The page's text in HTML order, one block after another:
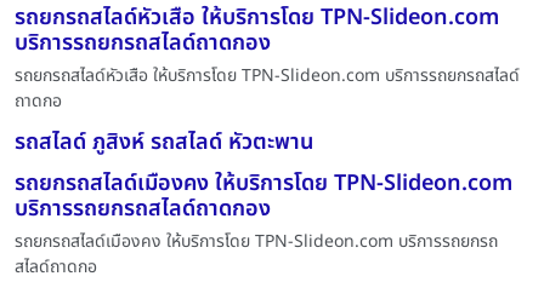
รถยกรถสไลด์หัวเสือ ให้บริการโดย TPN-Slideon.com
บริการรถยกรถสไลด์ถาดกอง
รถยกรถสไลด์หัวเสือ ให้บริการโดย TPN-Slideon.com บริการรถยกรถสไลด์
ถาดกอ
รถสไลด์ ภูสิงห์ รถสไลด์ หัวตะพาน
รถยกรถสไลด์เมืองคง ให้บริการโดย TPN-Slideon.com
บริการรถยกรถสไลด์ถาดกอง
รถยกรถสไลด์เมืองคง ให้บริการโดย TPN-Slideon.com บริการรถยกรถ
สไลด์ถาดกอ